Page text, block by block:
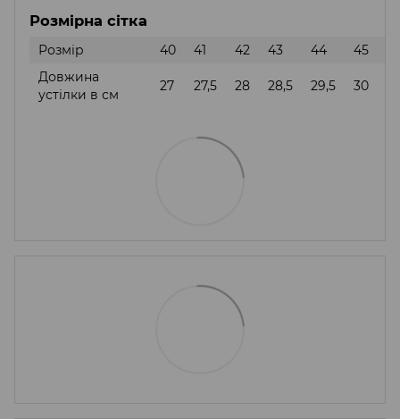
Розмірна сітка
Розмір 40 41 42 43 44
45
Довжина
устілки в см
27 27,5 28 28,5 29,5 30